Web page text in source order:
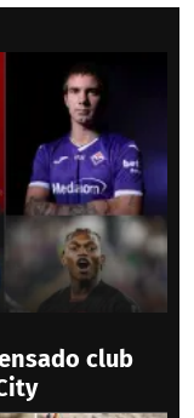
club